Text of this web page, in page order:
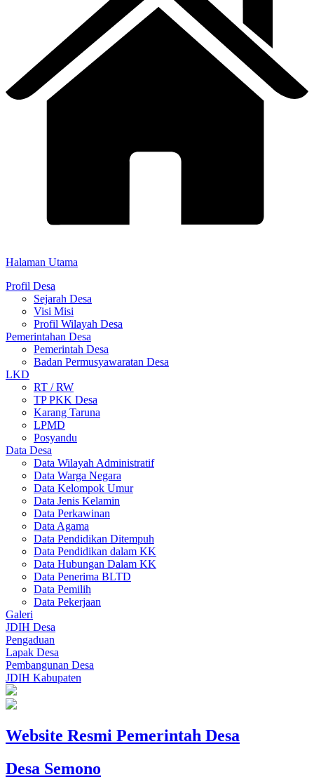
Halaman Utama
Profil Desa
Sejarah Desa
Visi Misi
Profil Wilayah Desa
Pemerintahan Desa
Pemerintah Desa
Badan Permusyawaratan Desa
LKD
RT / RW
TP PKK Desa
Karang Taruna
LPMD
Posyandu
Data Desa
Data Wilayah Administratif
Data Warga Negara
Data Kelompok Umur
Data Jenis Kelamin
Data Perkawinan
Data Agama
Data Pendidikan Ditempuh
Data Pendidikan dalam KK
Data Hubungan Dalam KK
Data Penerima BLTD
Data Pemilih
Data Pekerjaan
Galeri
JDIH Desa
Pengaduan
Lapak Desa
Pembangunan Desa
JDIH Kabupaten
Website Resmi Pemerintah Desa
Desa Semono